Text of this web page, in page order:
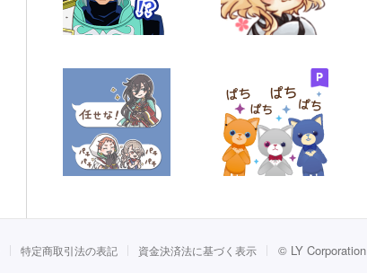
特定商取引法の表記 資金決済法に基づく表示 © LY Corporation